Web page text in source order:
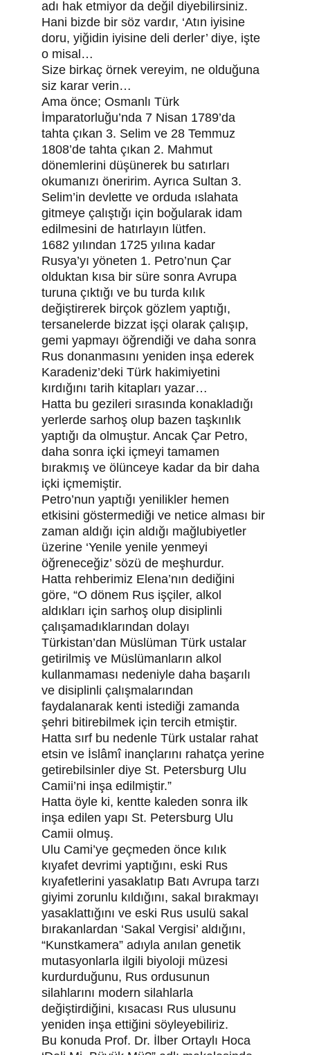
adı hak etmiyor da değil diyebilirsiniz.
Hani bizde bir söz vardır, ‘Atın iyisine
doru, yiğidin iyisine deli derler’ diye, işte
o misal…
Size birkaç örnek vereyim, ne olduğuna
siz karar verin…
Ama önce; Osmanlı Türk
İmparatorluğu’nda 7 Nisan 1789’da
tahta çıkan 3. Selim ve 28 Temmuz
1808’de tahta çıkan 2. Mahmut
dönemlerini düşünerek bu satırları
okumanızı öneririm. Ayrıca Sultan 3.
Selim’in devlette ve orduda ıslahata
gitmeye çalıştığı için boğularak idam
edilmesini de hatırlayın lütfen.
1682 yılından 1725 yılına kadar
Rusya’yı yöneten 1. Petro’nun Çar
olduktan kısa bir süre sonra Avrupa
turuna çıktığı ve bu turda kılık
değiştirerek birçok gözlem yaptığı,
tersanelerde bizzat işçi olarak çalışıp,
gemi yapmayı öğrendiği ve daha sonra
Rus donanmasını yeniden inşa ederek
Karadeniz’deki Türk hakimiyetini
kırdığını tarih kitapları yazar…
Hatta bu gezileri sırasında konakladığı
yerlerde sarhoş olup bazen taşkınlık
yaptığı da olmuştur. Ancak Çar Petro,
daha sonra içki içmeyi tamamen
bırakmış ve ölünceye kadar da bir daha
içki içmemiştir.
Petro’nun yaptığı yenilikler hemen
etkisini göstermediği ve netice alması bir
zaman aldığı için aldığı mağlubiyetler
üzerine ‘Yenile yenile yenmeyi
öğreneceğiz’ sözü de meşhurdur.
Hatta rehberimiz Elena’nın dediğini
göre, “O dönem Rus işçiler, alkol
aldıkları için sarhoş olup disiplinli
çalışamadıklarından dolayı
Türkistan’dan Müslüman Türk ustalar
getirilmiş ve Müslümanların alkol
kullanmaması nedeniyle daha başarılı
ve disiplinli çalışmalarından
faydalanarak kenti istediği zamanda
şehri bitirebilmek için tercih etmiştir.
Hatta sırf bu nedenle Türk ustalar rahat
etsin ve İslâmî inançlarını rahatça yerine
getirebilsinler diye St. Petersburg Ulu
Camii’ni inşa edilmiştir.”
Hatta öyle ki, kentte kaleden sonra ilk
inşa edilen yapı St. Petersburg Ulu
Camii olmuş.
Ulu Cami’ye geçmeden önce kılık
kıyafet devrimi yaptığını, eski Rus
kıyafetlerini yasaklatıp Batı Avrupa tarzı
giyimi zorunlu kıldığını, sakal bırakmayı
yasaklattığını ve eski Rus usulü sakal
bırakanlardan ‘Sakal Vergisi’ aldığını,
“Kunstkamera” adıyla anılan genetik
mutasyonlarla ilgili biyoloji müzesi
kurdurduğunu, Rus ordusunun
silahlarını modern silahlarla
değiştirdiğini, kısacası Rus ulusunu
yeniden inşa ettiğini söyleyebiliriz.
Bu konuda Prof. Dr. İlber Ortaylı Hoca